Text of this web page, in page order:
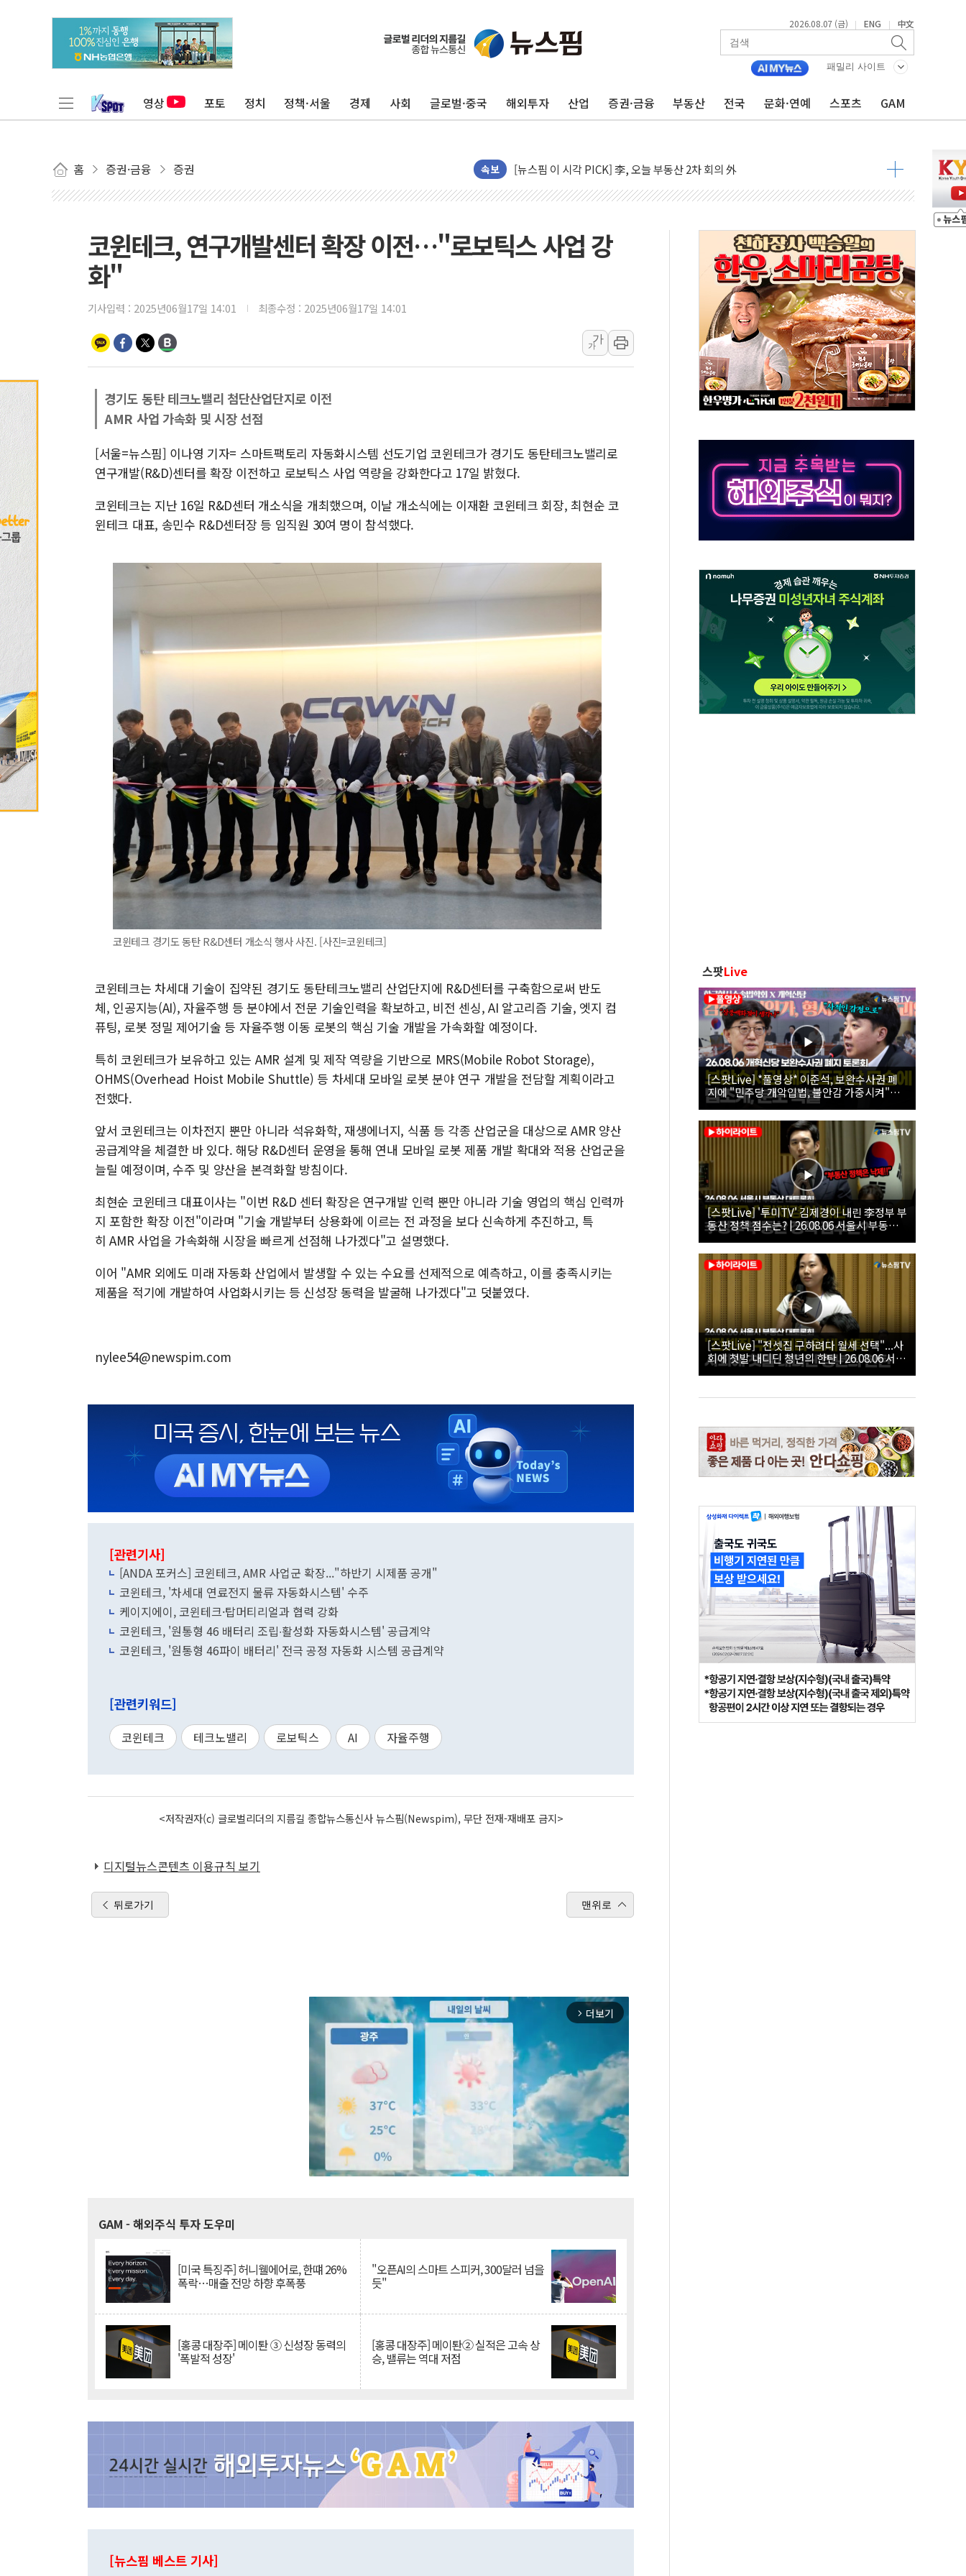
2026.08.07 (금) | ENG | 中文
패밀리 사이트
영상 포토 정치 정책·서울 경제 사회 글로벌·중국 해외투자 산업 증권·금융 부동산 전국 문화·연예 스포츠 GAM
홈 증권·금융 증권 속보
중기부, 떡국·떡볶이떡 제조업 '생계형 적합업종' 재지정...5년 더 보호
[브라질증시] 금리 인하에도 추가 완화 불확실성에 1.2% 하락 마감
카드사 고객 유입 창구 된 '트래블카드'…휴가철 넘어 장기 고객 묶는다
제나벨, 배우 공승연 브랜드 모델 발탁… 부산 광안서 약국 팝업스토어 운영
[채권/외환] 국제유가 급등에 미 국채금리·달러 동반 상승…시장, 美 고용지표 촉각
트럼프, '원정출산 시민권 차단' 행정명령 서명…출생시민권 제한 재시동
트럼프 "이란전 조만간 끝날 것"…군수품 부족설 일축 "막대한 무기 보유"
현대리바트, 원가 개선으로 실적 방어…다음 과제는 '외형 확대'
"세금 부담 덜자"…비거주 1주택자 귀환 조짐에 전월세시장 '긴장'
세금 부담 커진 고가 1주택자…맞교환·재매수·다운사이징 '저울질'
[금/유가] 이란의 호르무즈 해협 통항 제한 검토에 유가 3% 급등…금값 보합
뉴욕증시, 유가·금리 부담에 하락…다우 5거래일 랠리 '마침표'
이란, 오만과 호르무즈 해협 재개방 합의 막바지.."美와 직접 협상 없어"
[민주 당권주자 일정] 송영길·정청래·김민석 후보 - 8월 7일
李대통령, 오늘 오후 2시 부동산정책 2차 점검회의…주택 공급 대책 막바지 조율
이란, 美·이스라엘 선박 호르무즈 통항 제한 추진…美 "통행 막을 권한 없어"
코윈테크, 연구개발센터 확장 이전…"로보틱스 사업 강
화"
기사입력 : 2025년06월17일 14:01 최종수정 : 2025년06월17일 14:01
가
가
경기도 동탄 테크노밸리 첨단산업단지로 이전
AMR 사업 가속화 및 시장 선점
[서울=뉴스핌] 이나영 기자= 스마트팩토리 자동화시스템 선도기업 코윈테크가 경기도 동탄테크노밸리로
연구개발(R&D)센터를 확장 이전하고 로보틱스 사업 역량을 강화한다고 17일 밝혔다.
코윈테크는 지난 16일 R&D센터 개소식을 개최했으며, 이날 개소식에는 이재환 코윈테크 회장, 최현순 코
윈테크 대표, 송민수 R&D센터장 등 임직원 30여 명이 참석했다.
코윈테크 경기도 동탄 R&D센터 개소식 행사 사진. [사진=코윈테크]
코윈테크는 차세대 기술이 집약된 경기도 동탄테크노밸리 산업단지에 R&D센터를 구축함으로써 반도
체, 인공지능(AI), 자율주행 등 분야에서 전문 기술인력을 확보하고, 비전 센싱, AI 알고리즘 기술, 엣지 컴
퓨팅, 로봇 정밀 제어기술 등 자율주행 이동 로봇의 핵심 기술 개발을 가속화할 예정이다.
특히 코윈테크가 보유하고 있는 AMR 설계 및 제작 역량을 기반으로 MRS(Mobile Robot Storage),
OHMS(Overhead Hoist Mobile Shuttle) 등 차세대 모바일 로봇 분야 연구 개발을 전담할 계획이라고
전했다.
앞서 코윈테크는 이차전지 뿐만 아니라 석유화학, 재생에너지, 식품 등 각종 산업군을 대상으로 AMR 양산
공급계약을 체결한 바 있다. 해당 R&D센터 운영을 통해 연내 모바일 로봇 제품 개발 확대와 적용 산업군을
늘릴 예정이며, 수주 및 양산을 본격화할 방침이다.
최현순 코윈테크 대표이사는 "이번 R&D 센터 확장은 연구개발 인력 뿐만 아니라 기술 영업의 핵심 인력까
지 포함한 확장 이전"이라며 "기술 개발부터 상용화에 이르는 전 과정을 보다 신속하게 추진하고, 특
히 AMR 사업을 가속화해 시장을 빠르게 선점해 나가겠다"고 설명했다.
이어 "AMR 외에도 미래 자동화 산업에서 발생할 수 있는 수요를 선제적으로 예측하고, 이를 충족시키는
제품을 적기에 개발하여 사업화시키는 등 신성장 동력을 발굴해 나가겠다"고 덧붙였다.
nylee54@newspim.com
[관련기사]
[ANDA 포커스] 코윈테크, AMR 사업군 확장..."하반기 시제품 공개"
코윈테크, '차세대 연료전지 물류 자동화시스템' 수주
케이지에이, 코윈테크·탑머티리얼과 협력 강화
코윈테크, '원통형 46 배터리 조립∙활성화 자동화시스템' 공급계약
코윈테크, '원통형 46파이 배터리' 전극 공정 자동화 시스템 공급계약
[관련키워드]
코윈테크 테크노밸리 로보틱스 AI 자율주행
<저작권자(c) 글로벌리더의 지름길 종합뉴스통신사 뉴스핌(Newspim), 무단 전재-재배포 금지>
디지털뉴스콘텐츠 이용규칙 보기
뒤로가기 맨위로
arrow_forward_ios 더보기
GAM - 해외주식 투자 도우미
[미국 특징주] 허니웰에어로, 한떄 26%
폭락…매출 전망 하향 후폭풍
"오픈AI의 스마트 스피커, 300달러 넘을
듯"
[홍콩 대장주] 메이퇀 ③ 신성장 동력의
'폭발적 성장'
[홍콩 대장주] 메이퇀② 실적은 고속 상
승, 밸류는 역대 저점
[뉴스핌 베스트 기사]
스팟Live
[스팟Live] *풀영상* 이준석, 보완수사권 폐
지에 "민주당 개악입법, 불안감 가중시켜"｜
26.08.06 개혁신당 보완수사권 폐지 토론회
[스팟Live] '투미TV' 김제경이 내린 李정부 부
동산 정책 점수는? | 26.08.06 서울시 부동산
대토론회
[스팟Live] "전셋집 구하려다 월세 선택"...사
회에 첫발 내디딘 청년의 한탄 | 26.08.06 서울
시 부동산 대토론회